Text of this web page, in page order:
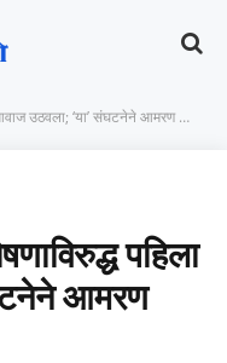
संघटनेने आमरण उपोषणाचा दिला इशारा !
पहिला
आमरण